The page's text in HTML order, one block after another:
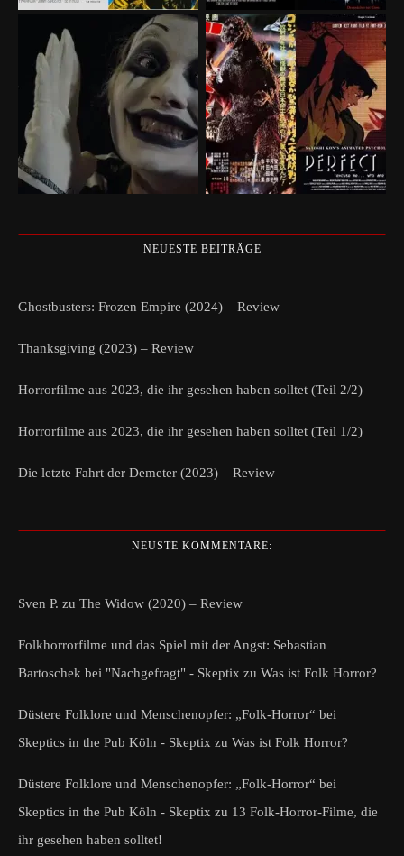
NEUESTE BEITRÄGE
Ghostbusters: Frozen Empire (2024) – Review
Thanksgiving (2023) – Review
Horrorfilme aus 2023, die ihr gesehen haben solltet (Teil 2/2)
Horrorfilme aus 2023, die ihr gesehen haben solltet (Teil 1/2)
Die letzte Fahrt der Demeter (2023) – Review
NEUSTE KOMMENTARE:
Sven P. zu The Widow (2020) – Review
Folkhorrorfilme und das Spiel mit der Angst: Sebastian
Bartoschek bei "Nachgefragt" - Skeptix zu Was ist Folk Horror?
Düstere Folklore und Menschenopfer: „Folk-Horror“ bei
Skeptics in the Pub Köln - Skeptix zu Was ist Folk Horror?
Düstere Folklore und Menschenopfer: „Folk-Horror“ bei
Skeptics in the Pub Köln - Skeptix zu 13 Folk-Horror-Filme, die
ihr gesehen haben solltet!